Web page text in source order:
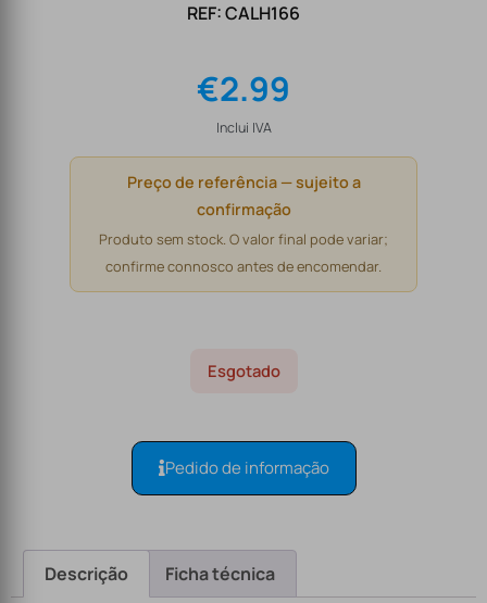
REF: CALH166
€2.99
Inclui IVA
Preço de referência — sujeito a
confirmação
Produto sem stock. O valor final pode variar;
confirme connosco antes de encomendar.
Esgotado
Pedido de informação
Descrição Ficha técnica